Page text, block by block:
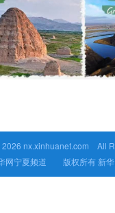
2026 nx.xinhuanet.com All
网宁夏频道 版权所有 新华